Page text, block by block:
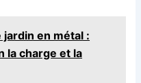
en métal :
la charge et la